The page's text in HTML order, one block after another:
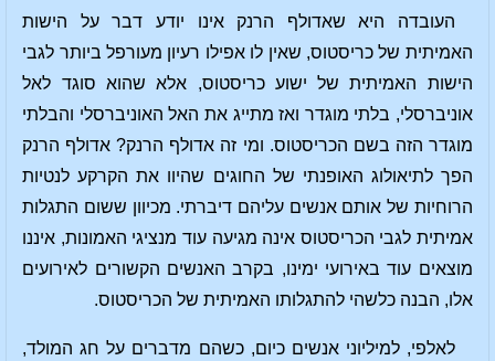
העובדה היא שאדולף הרנק אינו יודע דבר על הישות
האמיתית של כריסטוס, שאין לו אפילו רעיון מעורפל ביותר לגבי
הישות האמיתית של ישוע כריסטוס, אלא שהוא סוגד לאל
אוניברסלי, בלתי מוגדר ואז מתייג את האל האוניברסלי והבלתי
מוגדר הזה בשם הכריסטוס. ומי זה אדולף הרנק? אדולף הרנק
הפך לתיאולוג האופנתי של החוגים שהיוו את הקרקע לנטיות
הרוחיות של אותם אנשים עליהם דיברתי. מכיוון ששום התגלות
אמיתית לגבי הכריסטוס אינה מגיעה עוד מנציגי האמונות, איננו
מוצאים עוד באירועי ימינו, בקרב האנשים הקשורים לאירועים
אלו, הבנה כלשהי להתגלותו האמיתית של הכריסטוס.
לאלפי, למיליוני אנשים כיום, כשהם מדברים על חג המולד,